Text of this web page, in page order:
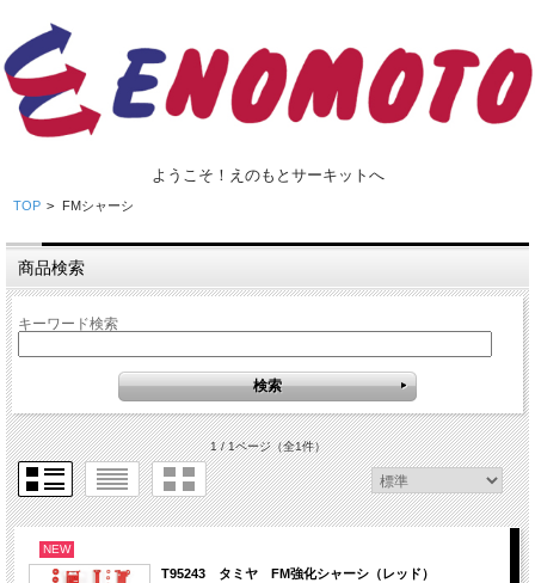
ようこそ！えのもとサーキットへ
TOP > FMシャーシ
商品検索
キーワード検索
1 / 1ページ（全1件）
NEW
T95243 タミヤ FM強化シャーシ（レッド）